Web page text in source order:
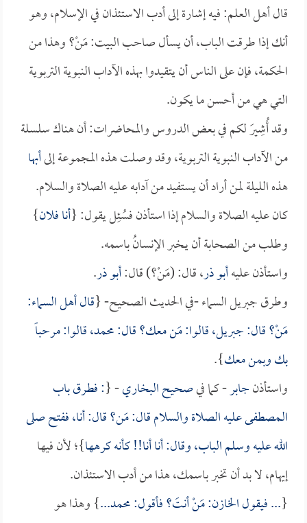
قال أهل العلم: فيه إشارة إلى أدب الاستئذان في الإسلام، وهو
أنك إذا طرقت الباب، أن يسأل صاحب البيت: مَنْ؟ وهذا من
الحكمة، فإن على الناس أن يتقيدوا بهذه الآداب النبوية التربوية
التي هي من أحسن ما يكون.
وقد أُشِيرَ لكم في بعض الدروس والمحاضرات: أن هناك سلسلة
من الآداب النبوية التربوية، وقد وصلت هذه المجموعة إلىأبها
هذه الليلة لمن أراد أن يستفيد من آدابه عليه الصلاة والسلام.
كان عليه الصلاة والسلام إذا استأذن فسُئِل يقول: {أنا فلان}
وطلب من الصحابة أن يـخبر الإنسانُ باسمه.
واستأذن عليهأبو ذر، قال: (مَنْ؟) قال:أبو ذر.
وطرق جبريل السماء -في الحديث الصحيح- {قال أهل السماء:
مَنْ؟ قال: جبريل، قالوا: مَن معك؟ قال: محمد، قالوا: مرحباً
بك وبمن معك}.
واستأذنجابر- كما فيصحيح البخاري- {: فطـرق باب
الـمصطفى عليه الصلاة والسلام قال: مَن؟ قال: أنا، ففتح صلى
الله عليه وسلم الباب، وقال: أنا أنا!! كأنه كرهها}؛ لأن فيها
إيهام، لا بد أن تخبر باسمك، هذا من أدب الاستئذان.
{... فيقول الخازن: مَنْ أنتَ؟ فأقول: محمد...} وهذا هو